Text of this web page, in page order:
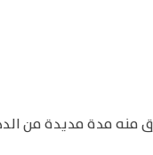
منه مدة مديدة من